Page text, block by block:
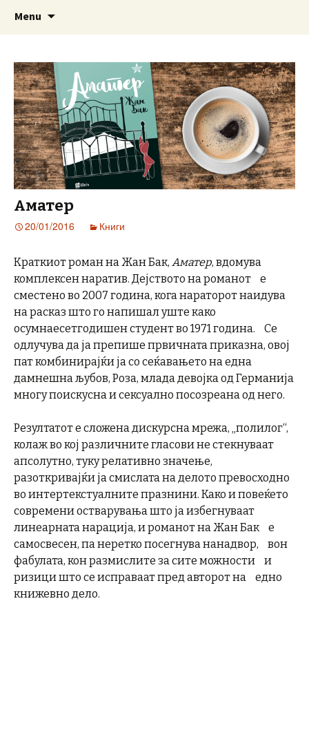
ПРОШЕТКА НИЗ ЕВРОПА
www.prosetkanizevropa.mk
Menu
content
Аматер
20/01/2016 Книги
Краткиот роман на Жан Бак, Аматер, вдомува
комплексен наратив. Дејството на романот е
сместено во 2007 година, кога нараторот наидува
на расказ што го напишал уште како
осумнаесетгодишен студент во 1971 година. Се
одлучува да ја препише првичната приказна, овој
пат комбинирајќи ја со сеќавањето на една
дамнешна љубов, Роза, млада девојка од Германија
многу поискусна и сексуално посозреана од него.
Резултатот е сложена дискурсна мрежа, „полилог“,
колаж во кој различните гласови не стекнуваат
апсолутно, туку релативно значење,
разоткривајќи ја смислата на делото превосходно
во интертекстуалните празнини. Како и повеќето
современи остварувања што ја избегнуваат
линеарната нарација, и романот на Жан Бак е
самосвесен, па неретко посегнува нанадвор, вон
фабулата, кон размислите за сите можности и
ризици што се исправаат пред авторот на едно
книжевно дело.